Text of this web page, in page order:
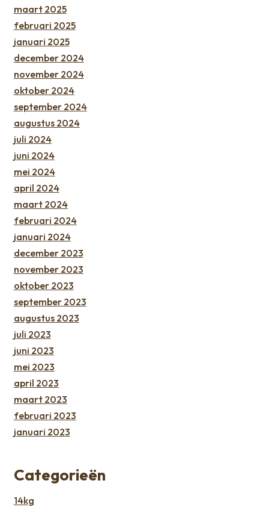
maart 2025
februari 2025
januari 2025
december 2024
november 2024
oktober 2024
september 2024
augustus 2024
juli 2024
juni 2024
mei 2024
april 2024
maart 2024
februari 2024
januari 2024
december 2023
november 2023
oktober 2023
september 2023
augustus 2023
juli 2023
juni 2023
mei 2023
april 2023
maart 2023
februari 2023
januari 2023
Categorieën
14kg